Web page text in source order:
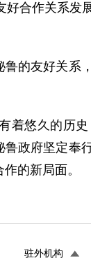
作关系发
友好关系
悠久的历史
政府坚定奉
的新局面。
驻外机构